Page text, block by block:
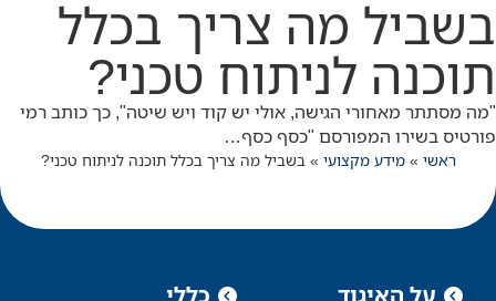
בשביל מה צריך בכלל
תוכנה לניתוח טכני?
"מה מסתתר מאחורי הגישה, אולי יש קוד ויש שיטה", כך כותב רמי
פורטיס בשירו המפורסם "כסף כסף…
ראשי »מידע מקצועי »בשביל מה צריך בכלל תוכנה לניתוח טכני?
על האיגוד כללי